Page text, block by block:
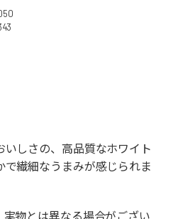
いしさの、高品質なホワイト
で繊細なうまみが感じられま
物とは異なる場合がござい